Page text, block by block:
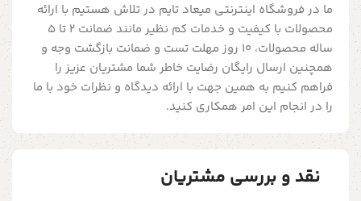
ما در فروشگاه اینترنتی میعاد تایم در تلاش هستیم با ارائه
محصولات با کیفیت و خدمات کم نظیر مانند ضمانت 2 تا 5
ساله محصولات، 10 روز مهلت تست و ضمانت بازگشت وجه و
همچنین ارسال رایگان رضایت خاطر شما مشتریان عزیز را
فراهم کنیم به همین جهت با ارائه دیدگاه و نظرات خود با ما
را در انجام این امر همکاری کنید.
نقد و بررسی مشتریان